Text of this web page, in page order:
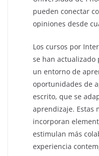
pueden conectar
opiniones desde
Los cursos por
se han actualizado
un entorno de
oportunidades de
escrito, que se
aprendizaje. Estas
incorporan
estimulan más
experiencia